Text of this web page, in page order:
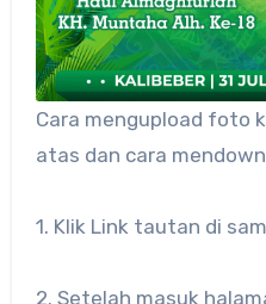
Cara mengupload foto
atas dan cara
1. Klik Link tautan di
2. Setelah masuk